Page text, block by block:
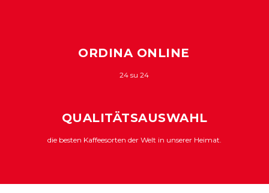
ORDINA ONLINE
24 su 24
QUALITÄTSAUSWAHL
die besten Kaffeesorten der Welt in unserer Heimat.